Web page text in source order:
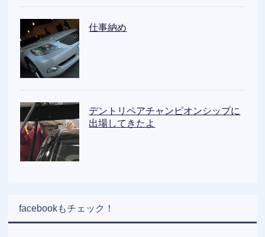
仕事納め
デントリペアチャンピオンシップに
出場してきたよ
facebookもチェック！